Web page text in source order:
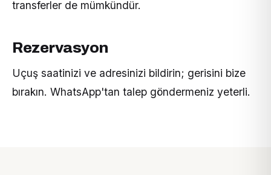
transferler de mümkündür.
Rezervasyon
Uçuş saatinizi ve adresinizi bildirin; gerisini bize
bırakın. WhatsApp'tan talep göndermeniz yeterli.